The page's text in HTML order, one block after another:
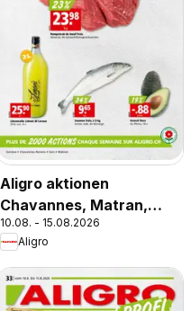
Aligro aktionen
Chavannes, Matran,
Genève, Sion
10.08. - 15.08.2026
Aligro